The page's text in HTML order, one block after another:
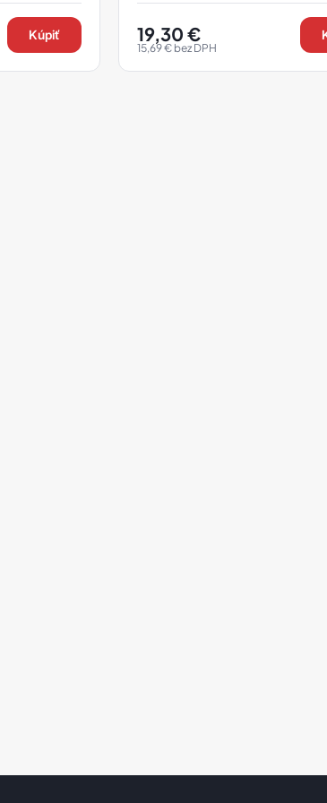
Kúpiť 19,30€
15,69€ bez DPH